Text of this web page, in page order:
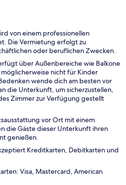
von einem professionellen
Die Vermietung erfolgt zu
oder beruflichen Zwecken.
über Außenbereiche wie Balkone
nicht für Kinder
wende dich am besten vor
die Unterkunft, um sicherzustellen,
Zimmer zur Verfügung gestellt
vor Ort mit einem
die Gäste dieser Unterkunft ihren
genießen.
Kreditkarten, Debitkarten und
Visa, Mastercard, American